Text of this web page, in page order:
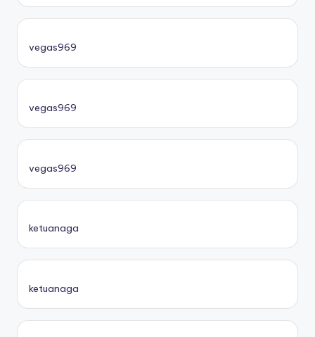
vegas969
vegas969
vegas969
ketuanaga
ketuanaga